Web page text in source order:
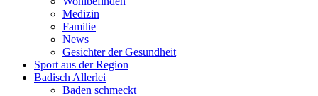
Medizin
Familie
News
Gesichter der Gesundheit
Sport aus der Region
Badisch Allerlei
Baden schmeckt